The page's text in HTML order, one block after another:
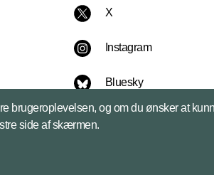
X
Instagram
Bluesky
LinkedIn
brugeroplevelsen, og om du ønsker at
side af skærmen.